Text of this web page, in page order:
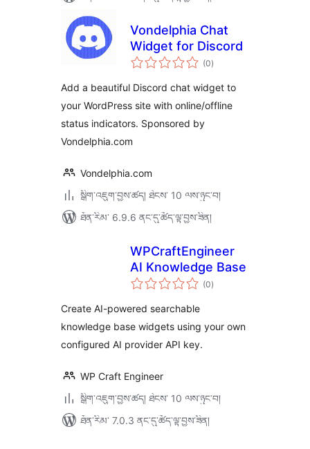
Vondelphia Chat
Widget for Discord
(0གདེང་
འཇོག་
ཚང་།
)
Add a beautiful Discord chat widget to
your WordPress site with online/offline
status indicators. Sponsored by
Vondelphia.com
Vondelphia.com
སྒྲིག་འཇུག་བྱས་ཚད། ཐེངས་ 10 ལས་ཉུང་བ།
ཐོན་རིམ་ 6.9.6 ནང་དུ་ཚོད་ལྟ་བྱས་ཟིན།
WPCraftEngineer
AI Knowledge Base
(0གདེང་
འཇོག་
)
Create AI-powered searchable
knowledge base widgets using your own
configured AI provider API key.
WP Craft Engineer
སྒྲིག་འཇུག་བྱས་ཚད། ཐེངས་ 10 ལས་ཉུང་བ།
ཐོན་རིམ་ 7.0.3 ནང་དུ་ཚོད་ལྟ་བྱས་ཟིན།